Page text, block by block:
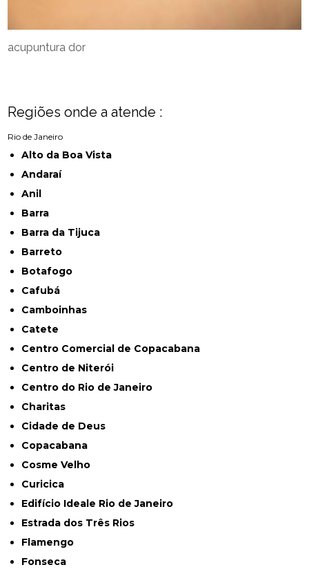
acupuntura dor
Regiões onde a atende :
Rio de Janeiro
Alto da Boa Vista
Andaraí
Anil
Barra
Barra da Tijuca
Barreto
Botafogo
Cafubá
Camboinhas
Catete
Centro Comercial de Copacabana
Centro de Niterói
Centro do Rio de Janeiro
Charitas
Cidade de Deus
Copacabana
Cosme Velho
Curicica
Edifício Ideale Rio de Janeiro
Estrada dos Três Rios
Flamengo
Fonseca